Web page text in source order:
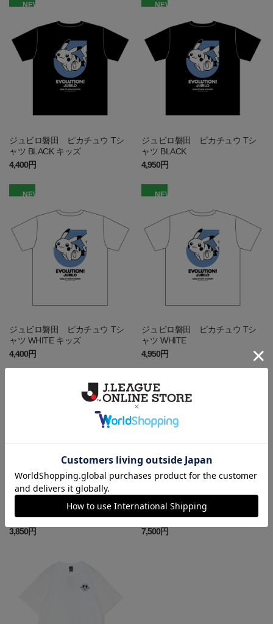
NEW
ジュビロ磐田 ピカチュウ Tシ
ャツ BLACK キッズ
4,400円
NEW
ジュビロ磐田 ピカチュウ Tシ
ャツ BLACK
4,950円
NEW
ジュビロ磐田 ピカチュウ Tシ
ャツ WHITE キッズ
4,400円
NEW
ジュビロ磐田 ピカチュウ Tシ
ャツ WHITE
4,950円
【弓桁朱琴さんコラボ】GETTE
R 78 Tシャツ
3,850円
ミッキーデザイン フードパーカ
ー(ジュビロ磐田)
7,500円